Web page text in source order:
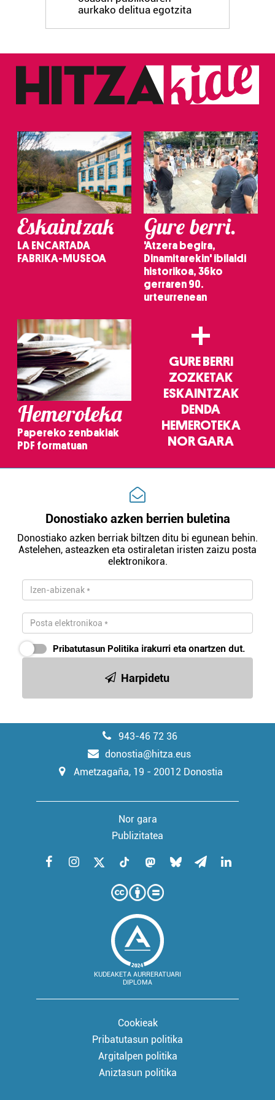
aurkako delitua egotzita
Eskaintzak
LA ENCARTADA
FABRIKA-MUSEOA
Gure berri.
'Atzera begira,
Dinamitarekin' ibilaldi
historikoa, 36ko
gerraren 90.
urteurrenean
Hemeroteka
Papereko zenbakiak
PDF formatuan
+
GURE BERRI
ZOZKETAK
ESKAINTZAK
DENDA
HEMEROTEKA
NOR GARA
Donostiako azken berrien buletina
Donostiako azken berriak biltzen ditu bi egunean behin.
Astelehen, asteazken eta ostiraletan iristen zaizu posta
elektronikora.
Pribatutasun Politika irakurri eta onartzen dut.
Harpidetu
943-46 72 36
donostia@hitza.eus
Ametzagaña, 19 - 20012 Donostia
Nor gara
Publizitatea
KUDEAKETA AURRERATUARI
DIPLOMA
Cookieak
Pribatutasun politika
Argitalpen politika
Aniztasun politika